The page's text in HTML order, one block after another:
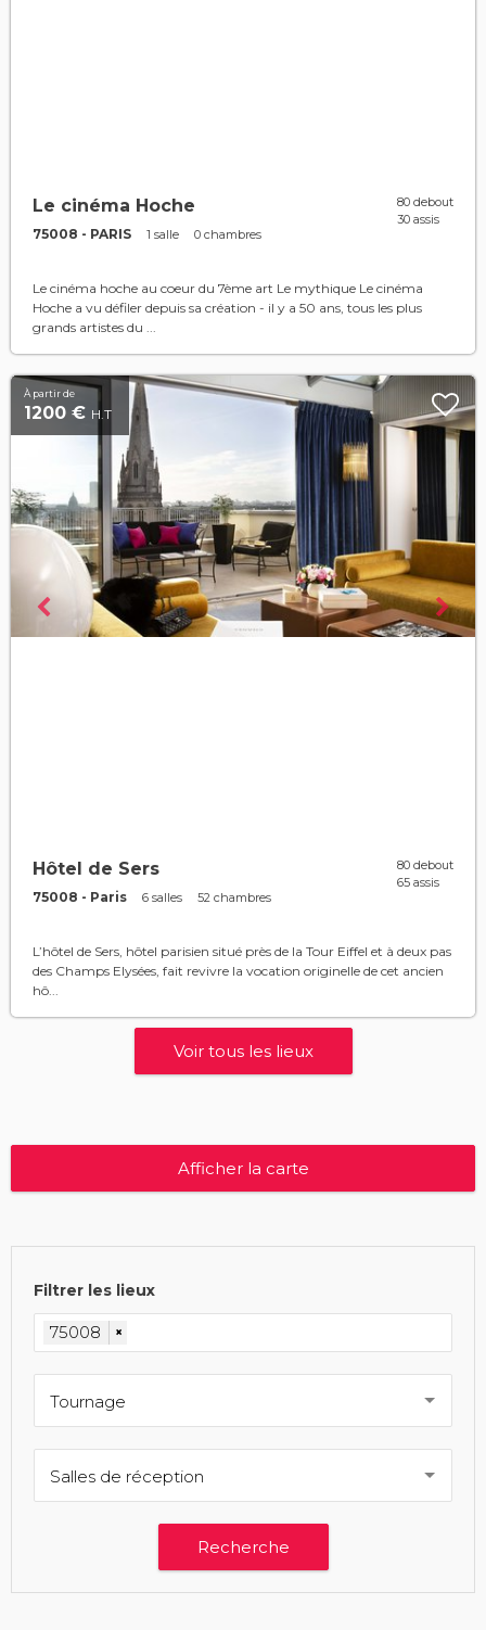
Le cinéma Hoche
75008 - PARIS 1 salle 0 chambres
80 debout
30 assis
Le cinéma hoche au coeur du 7ème art Le mythique Le cinéma
Hoche a vu défiler depuis sa création - il y a 50 ans, tous les plus
grands artistes du ...
À partir de
1200 € H.T
Hôtel de Sers
75008 - Paris 6 salles 52 chambres
80 debout
65 assis
L’hôtel de Sers, hôtel parisien situé près de la Tour Eiffel et à deux pas
des Champs Elysées, fait revivre la vocation originelle de cet ancien
hô...
Voir tous les lieux
Afficher la carte
Filtrer les lieux
75008 ×
Tournage
Salles de réception